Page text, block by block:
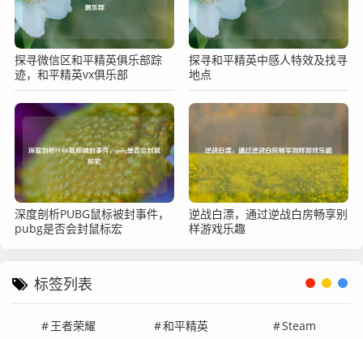
探寻微信区和平精英俱乐部踪
迹，和平精英vx俱乐部
探寻和平精英中感人特效及找寻
地点
深度剖析PUBG鼠标被封事件，
pubg是否会封鼠标宏
逆战白漂，通过逆战白房畅享别
样游戏乐趣
标签列表
王者荣耀 和平精英 Steam